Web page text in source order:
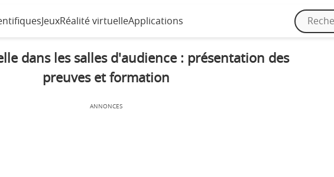
JeuxRéalité virtuelleApplications
dans les salles d'audience : présentation des
preuves et formation
ANNONCES